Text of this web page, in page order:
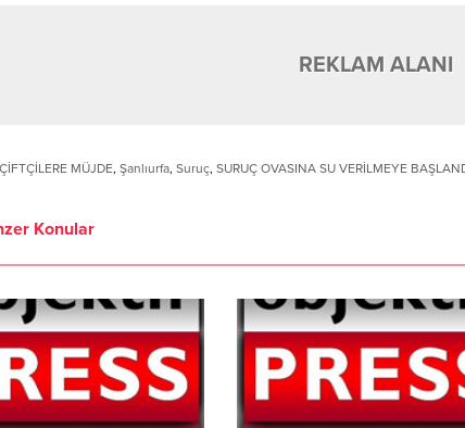
REKLAM ALANI
ÇİFTÇİLERE MÜJDE, Şanlıurfa, Suruç, SURUÇ OVASINA SU VERİLMEYE
Konular